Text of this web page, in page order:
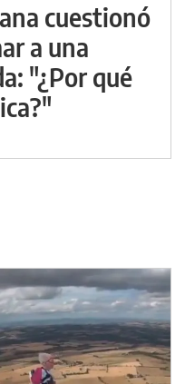
cuestionó
a una
"¿Por qué